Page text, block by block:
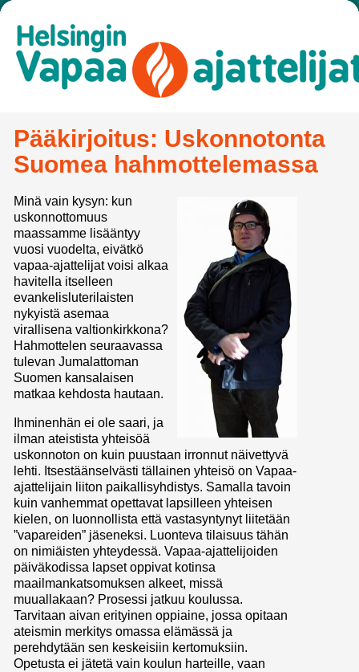
Pääkirjoitus: Uskonnotonta
Suomea hahmottelemassa
Minä vain kysyn: kun
uskonnottomuus
maassamme lisääntyy
vuosi vuodelta, eivätkö
vapaa-ajattelijat voisi alkaa
havitella itselleen
evankelisluterilaisten
nykyistä asemaa
virallisena valtionkirkkona?
Hahmottelen seuraavassa
tulevan Jumalattoman
Suomen kansalaisen
matkaa kehdosta hautaan.
Ihminenhän ei ole saari, ja
ilman ateistista yhteisöä
uskonnoton on kuin puustaan irronnut näivettyvä
lehti. Itsestäänselvästi tällainen yhteisö on Vapaa-
ajattelijain liiton paikallisyhdistys. Samalla tavoin
kuin vanhemmat opettavat lapsilleen yhteisen
kielen, on luonnollista että vastasyntynyt liitetään
”vapareiden” jäseneksi. Luonteva tilaisuus tähän
on nimiäisten yhteydessä. Vapaa-ajattelijoiden
päiväkodissa lapset oppivat kotinsa
maailmankatsomuksen alkeet, missä
muuallakaan? Prosessi jatkuu koulussa.
Tarvitaan aivan erityinen oppiaine, jossa opitaan
ateismin merkitys omassa elämässä ja
perehdytään sen keskeisiin kertomuksiin.
Opetusta ei jätetä vain koulun harteille, vaan